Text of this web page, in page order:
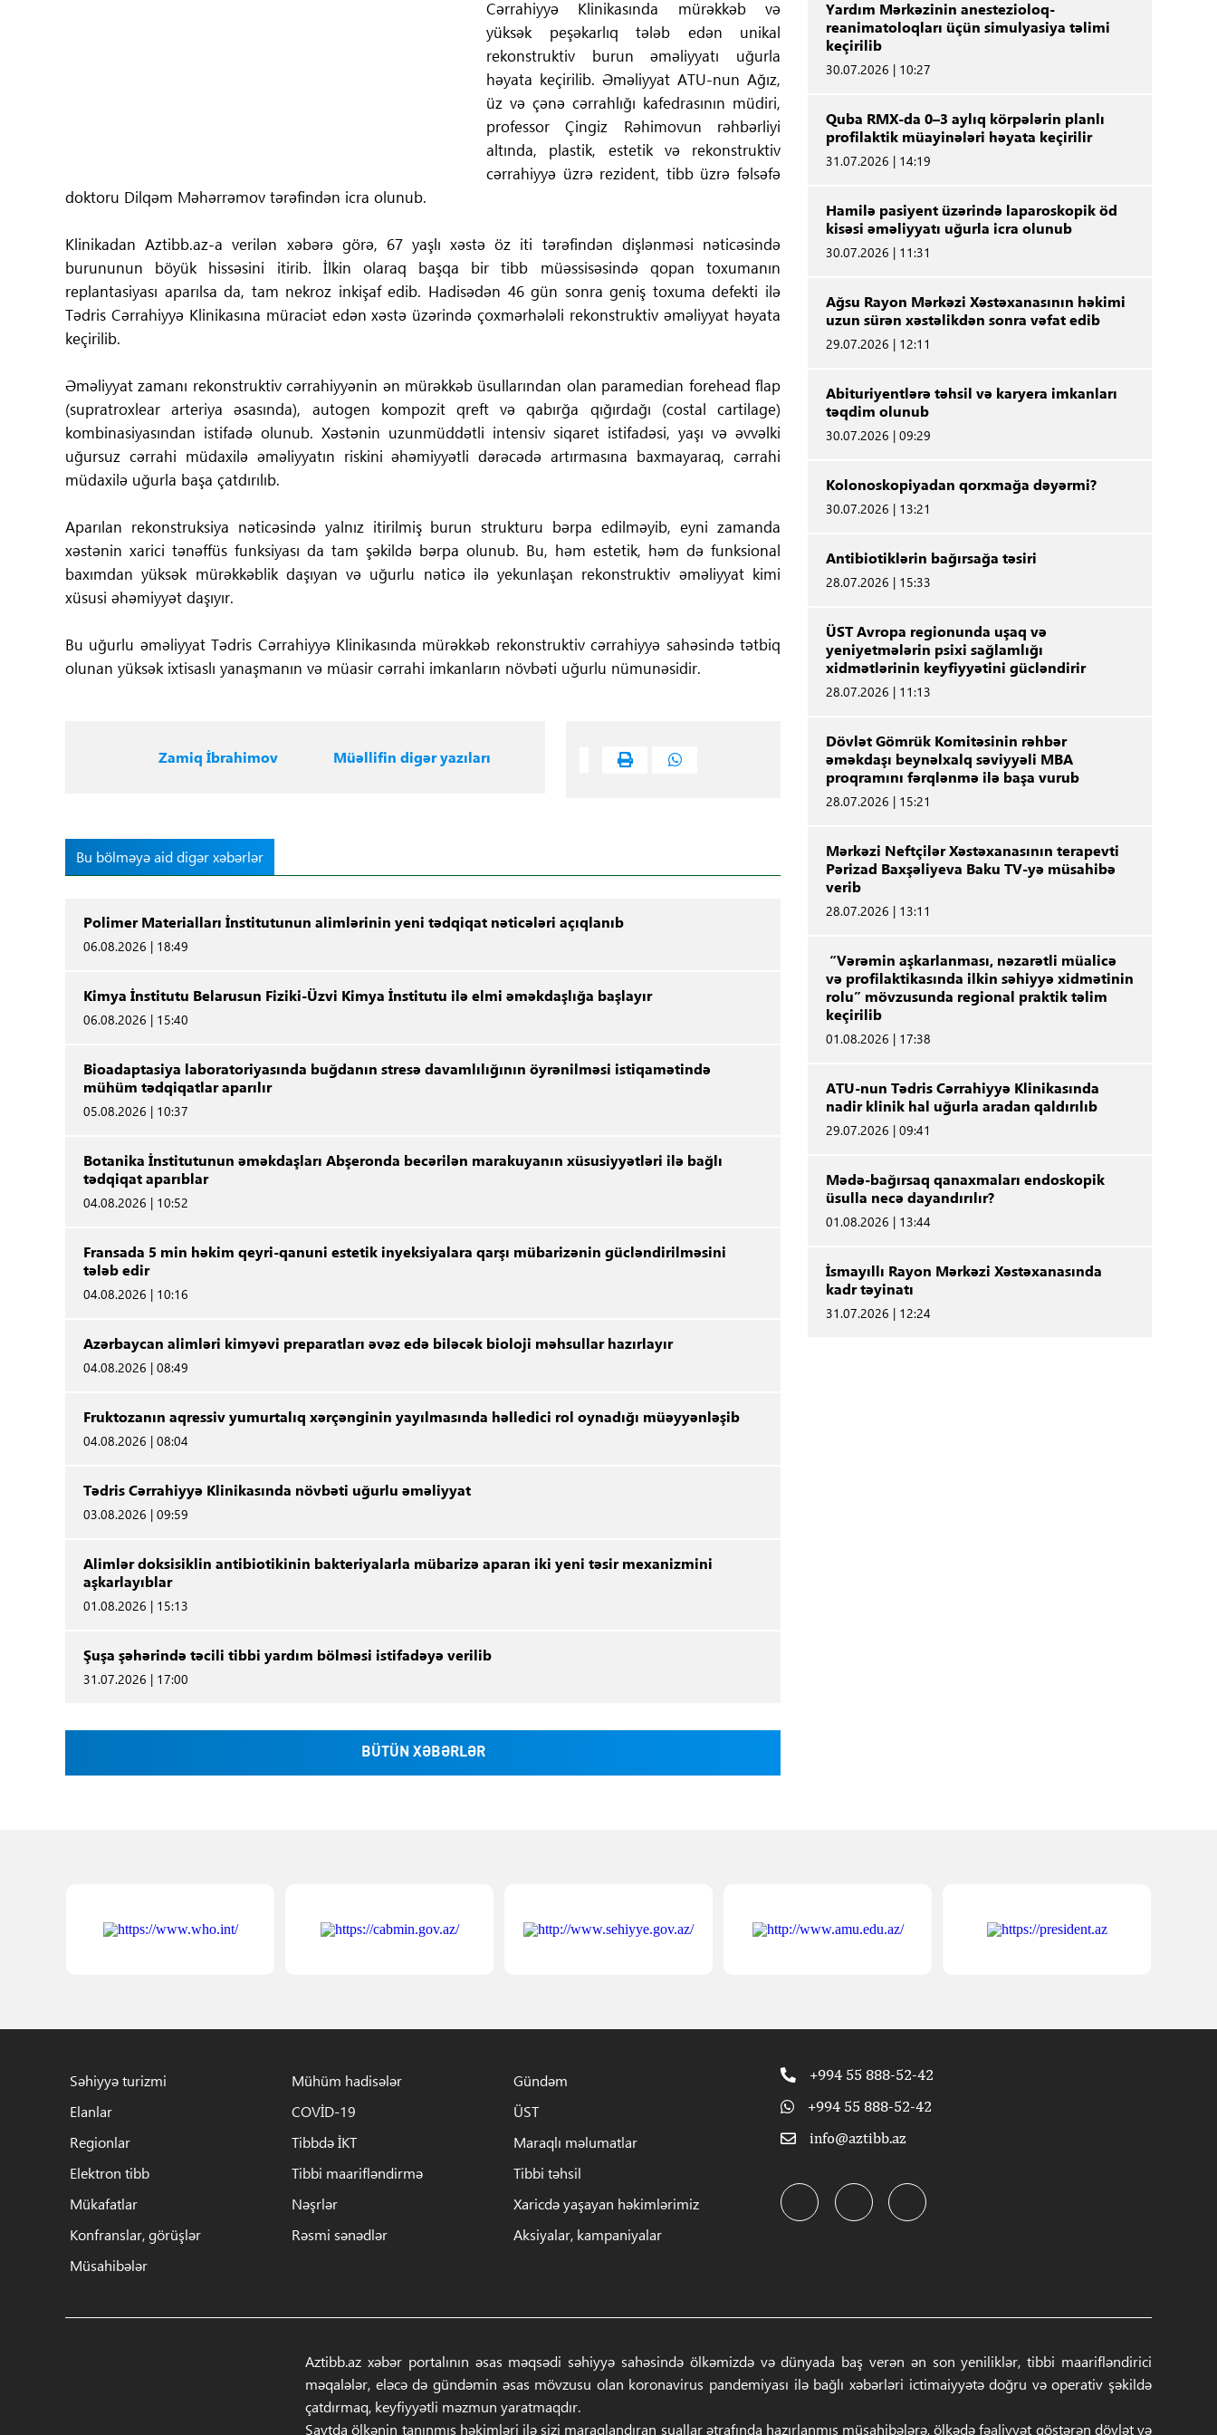
Cərrahiyyə Klinikasında mürəkkəb və
yüksək peşəkarlıq tələb edən unikal
rekonstruktiv burun əməliyyatı uğurla
həyata keçirilib. Əməliyyat ATU-nun Ağız,
üz və çənə cərrahlığı kafedrasının müdiri,
professor Çingiz Rəhimovun rəhbərliyi
altında, plastik, estetik və rekonstruktiv
cərrahiyyə üzrə rezident, tibb üzrə fəlsəfə
doktoru Dilqəm Məhərrəmov tərəfindən icra olunub.
Klinikadan Aztibb.az-a verilən xəbərə görə, 67 yaşlı xəstə öz iti tərəfindən dişlənməsi nəticəsində
burununun böyük hissəsini itirib. İlkin olaraq başqa bir tibb müəssisəsində qopan toxumanın
replantasiyası aparılsa da, tam nekroz inkişaf edib. Hadisədən 46 gün sonra geniş toxuma defekti ilə
Tədris Cərrahiyyə Klinikasına müraciət edən xəstə üzərində çoxmərhələli rekonstruktiv əməliyyat həyata
keçirilib.
Əməliyyat zamanı rekonstruktiv cərrahiyyənin ən mürəkkəb üsullarından olan paramedian forehead flap
(supratroxlear arteriya əsasında), autogen kompozit qreft və qabırğa qığırdağı (costal cartilage)
kombinasiyasından istifadə olunub. Xəstənin uzunmüddətli intensiv siqaret istifadəsi, yaşı və əvvəlki
uğursuz cərrahi müdaxilə əməliyyatın riskini əhəmiyyətli dərəcədə artırmasına baxmayaraq, cərrahi
müdaxilə uğurla başa çatdırılıb.
Aparılan rekonstruksiya nəticəsində yalnız itirilmiş burun strukturu bərpa edilməyib, eyni zamanda
xəstənin xarici tənəffüs funksiyası da tam şəkildə bərpa olunub. Bu, həm estetik, həm də funksional
baxımdan yüksək mürəkkəblik daşıyan və uğurlu nəticə ilə yekunlaşan rekonstruktiv əməliyyat kimi
xüsusi əhəmiyyət daşıyır.
Bu uğurlu əməliyyat Tədris Cərrahiyyə Klinikasında mürəkkəb rekonstruktiv cərrahiyyə sahəsində tətbiq
olunan yüksək ixtisaslı yanaşmanın və müasir cərrahi imkanların növbəti uğurlu nümunəsidir.
Zamiq İbrahimov Müəllifin digər yazıları
Bu bölməyə aid digər xəbərlər
Polimer Materialları İnstitutunun alimlərinin yeni tədqiqat nəticələri açıqlanıb
06.08.2026 | 18:49
Kimya İnstitutu Belarusun Fiziki-Üzvi Kimya İnstitutu ilə elmi əməkdaşlığa başlayır
06.08.2026 | 15:40
Bioadaptasiya laboratoriyasında buğdanın stresə davamlılığının öyrənilməsi istiqamətində
mühüm tədqiqatlar aparılır
05.08.2026 | 10:37
Botanika İnstitutunun əməkdaşları Abşeronda becərilən marakuyanın xüsusiyyətləri ilə bağlı
tədqiqat aparıblar
04.08.2026 | 10:52
Fransada 5 min həkim qeyri-qanuni estetik inyeksiyalara qarşı mübarizənin gücləndirilməsini
tələb edir
04.08.2026 | 10:16
Azərbaycan alimləri kimyəvi preparatları əvəz edə biləcək bioloji məhsullar hazırlayır
04.08.2026 | 08:49
Fruktozanın aqressiv yumurtalıq xərçənginin yayılmasında həlledici rol oynadığı müəyyənləşib
04.08.2026 | 08:04
Tədris Cərrahiyyə Klinikasında növbəti uğurlu əməliyyat
03.08.2026 | 09:59
Alimlər doksisiklin antibiotikinin bakteriyalarla mübarizə aparan iki yeni təsir mexanizmini
aşkarlayıblar
01.08.2026 | 15:13
Şuşa şəhərində təcili tibbi yardım bölməsi istifadəyə verilib
31.07.2026 | 17:00
BÜTÜN XƏBƏRLƏR
Yardım Mərkəzinin anestezioloq-
reanimatoloqları üçün simulyasiya təlimi
keçirilib
30.07.2026 | 10:27
Quba RMX-da 0–3 aylıq körpələrin planlı
profilaktik müayinələri həyata keçirilir
31.07.2026 | 14:19
Hamilə pasiyent üzərində laparoskopik öd
kisəsi əməliyyatı uğurla icra olunub
30.07.2026 | 11:31
Ağsu Rayon Mərkəzi Xəstəxanasının həkimi
uzun sürən xəstəlikdən sonra vəfat edib
29.07.2026 | 12:11
Abituriyentlərə təhsil və karyera imkanları
təqdim olunub
30.07.2026 | 09:29
Kolonoskopiyadan qorxmağa dəyərmi?
30.07.2026 | 13:21
Antibiotiklərin bağırsağa təsiri
28.07.2026 | 15:33
ÜST Avropa regionunda uşaq və
yeniyetmələrin psixi sağlamlığı
xidmətlərinin keyfiyyətini gücləndirir
28.07.2026 | 11:13
Dövlət Gömrük Komitəsinin rəhbər
əməkdaşı beynəlxalq səviyyəli MBA
proqramını fərqlənmə ilə başa vurub
28.07.2026 | 15:21
Mərkəzi Neftçilər Xəstəxanasının terapevti
Pərizad Baxşəliyeva Baku TV-yə müsahibə
verib
28.07.2026 | 13:11
“Vərəmin aşkarlanması, nəzarətli müalicə
və profilaktikasında ilkin səhiyyə xidmətinin
rolu” mövzusunda regional praktik təlim
keçirilib
01.08.2026 | 17:38
ATU-nun Tədris Cərrahiyyə Klinikasında
nadir klinik hal uğurla aradan qaldırılıb
29.07.2026 | 09:41
Mədə-bağırsaq qanaxmaları endoskopik
üsulla necə dayandırılır?
01.08.2026 | 13:44
İsmayıllı Rayon Mərkəzi Xəstəxanasında
kadr təyinatı
31.07.2026 | 12:24
Səhiyyə turizmi Mühüm hadisələr
Gündəm
Elanlar
COVİD-19
ÜST
Regionlar
Tibbdə İKT
Maraqlı məlumatlar
Elektron tibb
Tibbi maarifləndirmə
Tibbi təhsil
Mükafatlar
Nəşrlər
Xaricdə yaşayan həkimlərimiz
Konfranslar, görüşlər
Rəsmi sənədlər
Aksiyalar, kampaniyalar
Müsahibələr
+994 55 888-52-42
+994 55 888-52-42
info@aztibb.az
Aztibb.az xəbər portalının əsas məqsədi səhiyyə sahəsində ölkəmizdə və dünyada baş verən ən son yeniliklər, tibbi maarifləndirici
məqalələr, eləcə də gündəmin əsas mövzusu olan koronavirus pandemiyası ilə bağlı xəbərləri ictimaiyyətə doğru və operativ şəkildə
çatdırmaq, keyfiyyətli məzmun yaratmaqdır.
Saytda ölkənin tanınmış həkimləri ilə sizi maraqlandıran suallar ətrafında hazırlanmış müsahibələrə, ölkədə fəaliyyət göstərən dövlət və
Mühüm hadisələr
COVID-19